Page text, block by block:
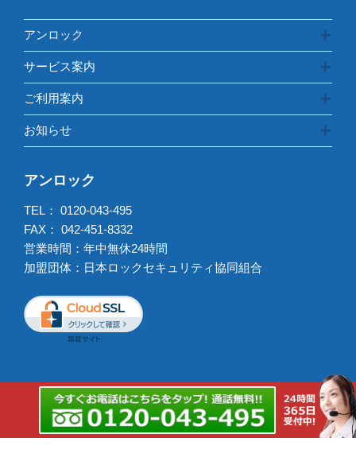
アンロック
サービス案内
ご利用案内
お知らせ
アンロック
TEL： 0120-043-495
FAX： 042-451-8332
営業時間：年中無休24時間
加盟団体：日本ロックセキュリティ協同組合
出張強化エリア
鍵交換出張強化エリア